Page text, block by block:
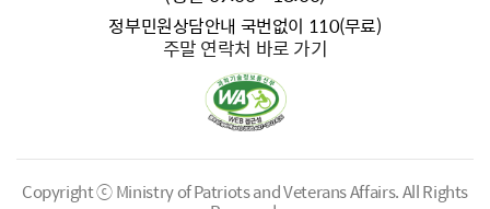
정부민원상담안내 국번없이 110(무료)
주말 연락처 바로 가기
Copyright ⓒ Ministry of Patriots and Veterans Affairs.All Rights